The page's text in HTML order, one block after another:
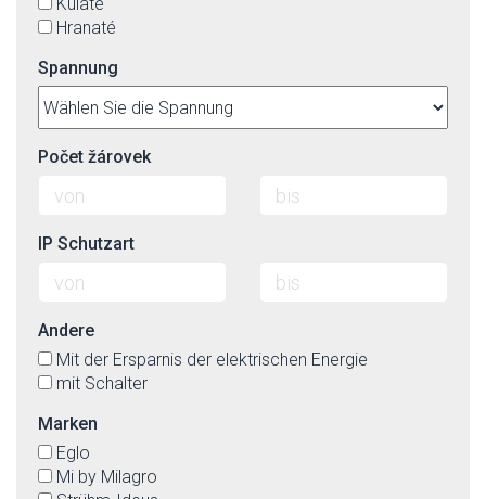
Hranaté
Spannung
Počet žárovek
IP Schutzart
Andere
Mit der Ersparnis der elektrischen Energie
mit Schalter
Marken
Eglo
Mi by Milagro